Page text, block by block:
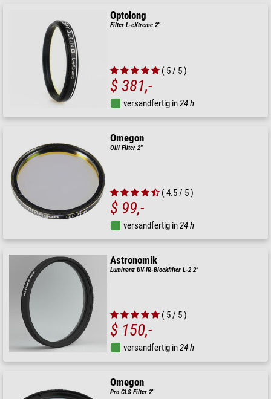
Optolong
Filter L-eXtreme 2"
( 5 / 5 )
$ 381,-
versandfertig in24 h
Omegon
OIII Filter 2"
( 4.5 / 5 )
$ 99,-
versandfertig in24 h
Astronomik
Luminanz UV-IR-Blockfilter L-2 2"
( 5 / 5 )
$ 150,-
versandfertig in24 h
Omegon
Pro CLS Filter 2''